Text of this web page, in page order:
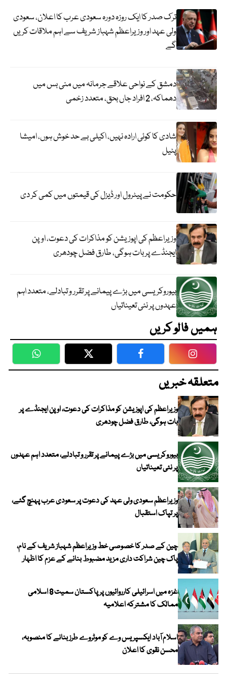
ترک صدر کا ایک روزہ دورہ سعودی عرب کا اعلان، سعودی
ولی عہد اور وزیراعظم شہباز شریف سے اہم ملاقات کریں
گے
دمشق کے نواحی علاقے جرمانہ میں منی بس میں
دھماکہ، 2 افراد جاں بحق، متعدد زخمی
شادی کا کوئی ارادہ نہیں، اکیلی بے حد خوش ہوں، امیشا
پٹیل
حکومت نے پیٹرول اور ڈیزل کی قیمتوں میں کمی کر دی
وزیراعظم کی اپوزیشن کو مذاکرات کی دعوت، اوپن
ایجنڈے پر بات ہوگی، طارق فضل چودھری
بیوروکریسی میں بڑے پیمانے پر تقرر و تبادلے، متعدد اہم
عہدوں پر نئی تعیناتیاں
ہمیں فالو کریں
WhatsApp Twitter Facebook
متعلقہ خبریں
وزیراعظم کی اپوزیشن کو مذاکرات کی دعوت، اوپن ایجنڈے پر
بات ہوگی، طارق فضل چودھری
بیوروکریسی میں بڑے پیمانے پر تقرر و تبادلے، متعدد اہم عہدوں
پر نئی تعیناتیاں
وزیراعظم سعودی ولی عہد کی دعوت پر سعودی عرب پہنچ گئے،
پر تپاک استقبال
چین کے صدر کا خصوصی خط وزیراعظم شہباز شریف کے نام،
پاک چین شراکت داری مزید مضبوط بنانے کے عزم کا اظہار
غزہ میں اسرائیلی کارروائیوں پر پاکستان سمیت 8 اسلامی
ممالک کا مشترکہ اعلامیہ
اسلام آباد ایکسپریس وے کو موٹروے طرز بنانے کا منصوبہ،
محسن نقوی کا اعلان